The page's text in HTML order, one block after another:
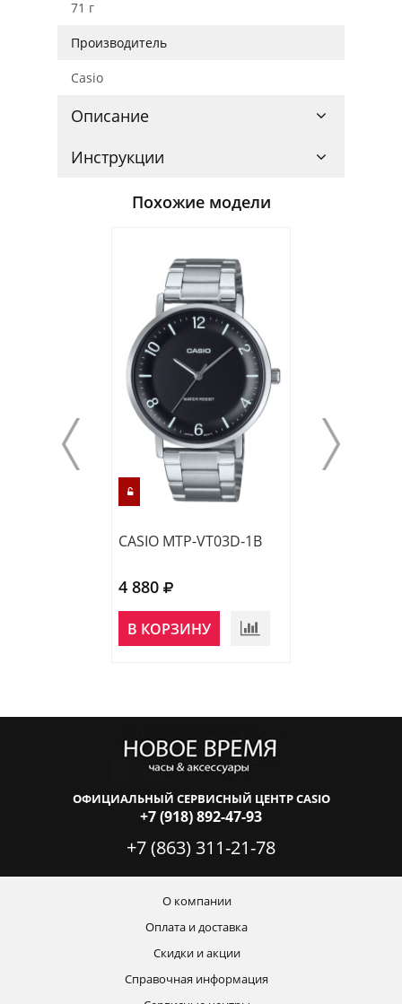
71 г
Производитель
Casio
Описание
Инструкции
Похожие модели
CASIO MTP-VT03D-1B
4 880
В КОРЗИНУ
ОФИЦИАЛЬНЫЙ СЕРВИСНЫЙ ЦЕНТР CASIO
+7 (918) 892-47-93
+7 (863) 311-21-78
О компании
Оплата и доставка
Скидки и акции
Справочная информация